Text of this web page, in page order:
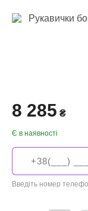
8 285 ₴
Є в наявності
Введіть номер